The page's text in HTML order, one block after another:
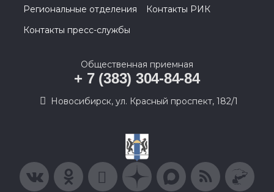
Региональные отделения
Контакты РИК
Контакты пресс-службы
Общественная приемная
+ 7 (383) 304-84-84
Новосибирск, ул. Красный проспект, 182/1